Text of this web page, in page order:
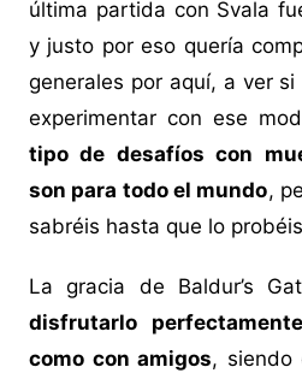
última partida con Svala
y justo por eso quería
generales por aquí, a ver
experimentar con ese
tipo de desafíos con
son para todo el mundo,
sabréis hasta que lo
La gracia de Baldur’s
disfrutarlo
como con amigos, siendo